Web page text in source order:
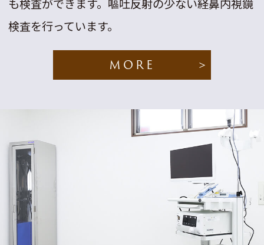
も検査ができます。嘔吐反射の少ない経鼻内視鏡
検査を行っています。
MORE